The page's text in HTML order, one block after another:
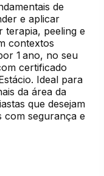
de
e aplicar
terapia, peeling e
contextos
1 ano, no seu
certificado
Ideal para
da área da
que desejam
com segurança e